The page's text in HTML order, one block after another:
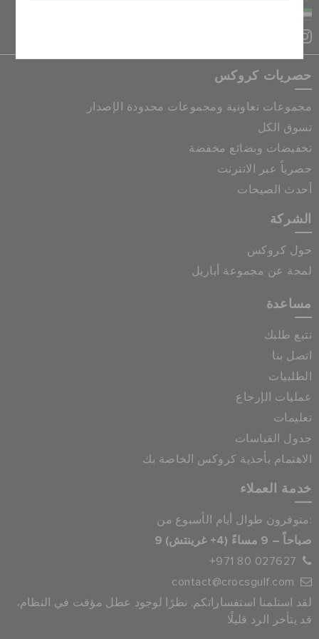
حصريات كروكس
مجموعات تعاونية ومجموعات محدودة الإصدار
تسوق الكل
تخفيضات وبضائع مخفضة
حصرياً عبر الانترنت
أحدث الصيحات
الشركة
حول كروكس
لمحة عن مجموعة أباريل
مساعدة
تتبع طلبك
اتصل بنا
الطلبيات
عمليات الإرجاع
تعليمات
جدول القياسات
الاهتمام بأحذية كروكس الخاصة بك
خدمة العملاء
متوفرون طوال أيام الأسبوع من:
9 صباحاً – 9 مساءً (4+ غرينتش)
+971 80 027627
contact@crocsgulf.com
لقد استلمنا استفساراتكم. نظرًا لوجود عطل مؤقت في النظام،
قد يتأخر الرد قليلًا